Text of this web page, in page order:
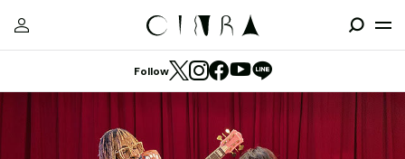
Follow